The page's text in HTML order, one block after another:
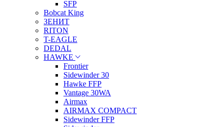
SFP
Bobcat King
ЗЕНИТ
RITON
T-EAGLE
DEDAL
HAWKE
Frontier
Sidewinder 30
Hawke FFP
Vantage 30WA
Airmax
AIRMAX COMPACT
Sidewinder FFP